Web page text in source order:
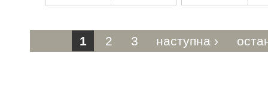
Сторінки
1 2 3 наступна ›